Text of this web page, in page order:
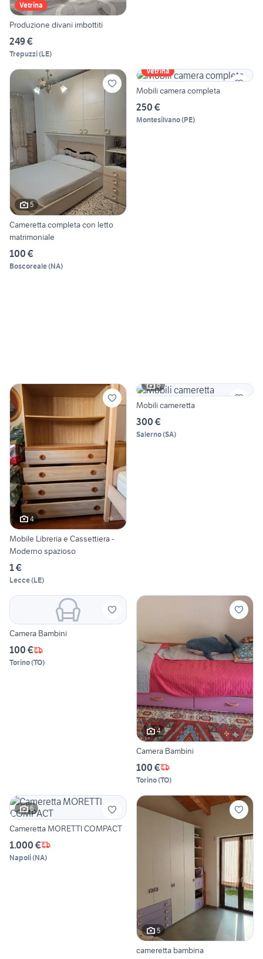
Vetrina
Produzione divani imbottiti
249 €
Trepuzzi(LE)
5
Cameretta completa con letto
matrimoniale
100 €
Boscoreale(NA)
Vetrina
Mobili camera completa
250 €
Montesilvano(PE)
4
Mobile Libreria e Cassettiera -
Moderno spazioso
1 €
Lecce(LE)
6
Mobili cameretta
300 €
Salerno(SA)
Camera Bambini
100 €
Torino(TO)
4
Camera Bambini
100 €
Torino(TO)
6
Cameretta MORETTI COMPACT
1.000 €
Napoli(NA)
5
cameretta bambina